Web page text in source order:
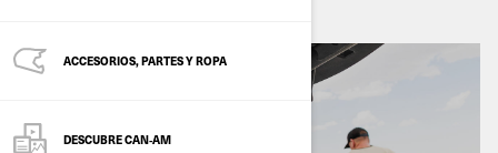
ACCESORIOS, PARTES Y ROPA
DESCUBRE CAN‑AM